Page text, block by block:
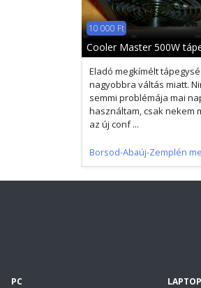
10 000 Ft
Cooler Master 500W
Eladó megkímélt
nagyobbra váltás miatt.
semmi problémája mai
használtam, csak nekem
az új conf ...
Borsod-Abaúj-Zemplén
PC